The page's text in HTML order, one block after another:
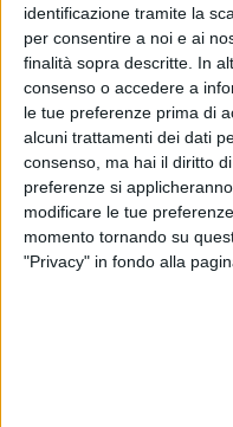
identificazione tramite la
per consentire a noi e ai
finalità sopra descritte. In
consenso o accedere a
le tue preferenze prima di
alcuni trattamenti dei dati
consenso, ma hai il diritto
preferenze si
modificare le tue
momento tornando su
"Privacy" in fondo alla
TRASPORTI
15 GIUGNO 2026